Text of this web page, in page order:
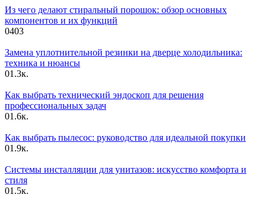
Из чего делают стиральный порошок: обзор основных
компонентов и их функций
0403
Замена уплотнительной резинки на дверце холодильника:
техника и нюансы
01.3к.
Как выбрать технический эндоскоп для решения
профессиональных задач
01.6к.
Как выбрать пылесос: руководство для идеальной покупки
01.9к.
Системы инсталляции для унитазов: искусство комфорта и
стиля
01.5к.